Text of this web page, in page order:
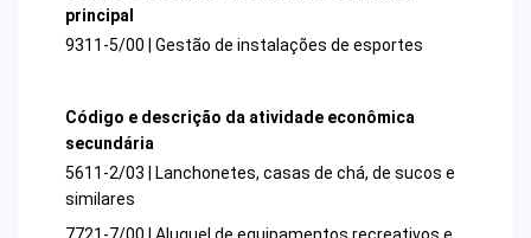
principal
9311-5/00 | Gestão de instalações de esportes
Código e descrição da atividade econômica
secundária
5611-2/03 | Lanchonetes, casas de chá, de sucos e
similares